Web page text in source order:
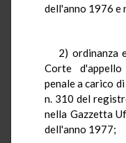
dell'anno 1976 e
2) ordinanza
Corte
penale a carico
n. 310 del
nella Gazzetta
dell'anno 1977;